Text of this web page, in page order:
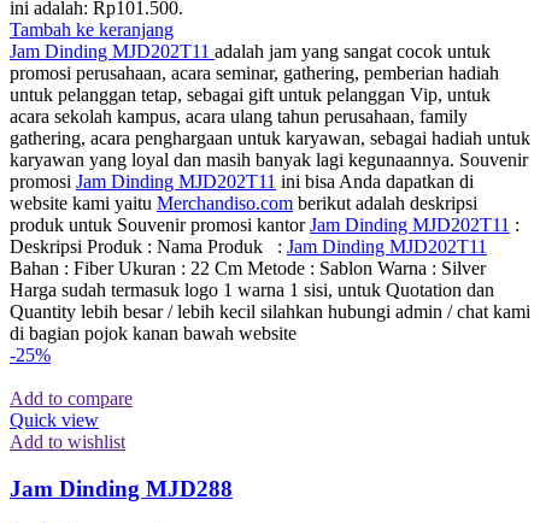
ini adalah: Rp101.500.
Tambah ke keranjang
Jam Dinding MJD202T11 adalah jam yang sangat cocok untuk
promosi perusahaan, acara seminar, gathering, pemberian hadiah
untuk pelanggan tetap, sebagai gift untuk pelanggan Vip, untuk
acara sekolah kampus, acara ulang tahun perusahaan, family
gathering, acara penghargaan untuk karyawan, sebagai hadiah untuk
karyawan yang loyal dan masih banyak lagi kegunaannya. Souvenir
promosi Jam Dinding MJD202T11 ini bisa Anda dapatkan di
website kami yaitu Merchandiso.com berikut adalah deskripsi
produk untuk Souvenir promosi kantorJam Dinding MJD202T11 :
Deskripsi Produk : Nama Produk : Jam Dinding MJD202T11
Bahan : Fiber Ukuran : 22 Cm Metode : Sablon Warna : Silver
Harga sudah termasuk logo 1 warna 1 sisi, untuk Quotation dan
Quantity lebih besar / lebih kecil silahkan hubungi admin / chat kami
di bagian pojok kanan bawah website
-25%
Add to compare
Quick view
Add to wishlist
Jam Dinding MJD288